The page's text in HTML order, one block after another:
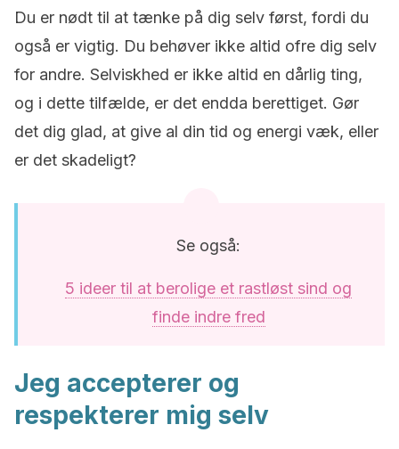
Du er nødt til at tænke på dig selv først, fordi du
også er vigtig. Du behøver ikke altid ofre dig selv
for andre. Selviskhed er ikke altid en dårlig ting,
og i dette tilfælde, er det endda berettiget. Gør
det dig glad, at give al din tid og energi væk, eller
er det skadeligt?
Se også:
5 ideer til at berolige et rastløst sind og
finde indre fred
Jeg accepterer og
respekterer mig selv